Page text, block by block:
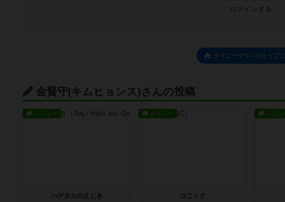
ログインする
タイニータウンのトップ
金賢守(キムヒョンス)さんの投稿
レビュー
ハゲタカのえじき
レビュー
コニック
レビュ